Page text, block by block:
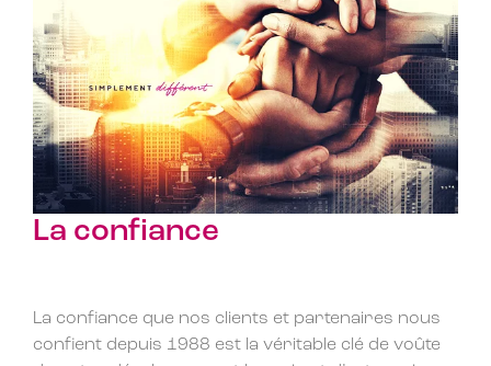
La confiance
La confiance que nos clients et partenaires nous
confient depuis 1988 est la véritable clé de voûte